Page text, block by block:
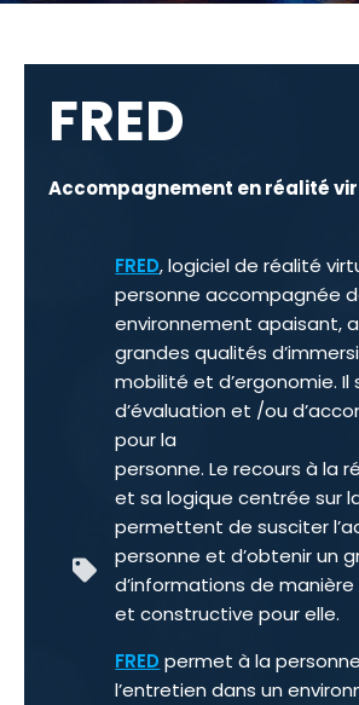
FRED
Accompagnement en réalité
FRED, logiciel de réalité
personne accompagnée
environnement apaisant,
grandes qualités
mobilité et d’ergonomie. Il
d’évaluation et /ou
pour la
personne. Le recours à la
et sa logique centrée sur
permettent de susciter
personne et d’obtenir un
d’informations de
et constructive pour elle.
FRED permet à la
l’entretien dans un